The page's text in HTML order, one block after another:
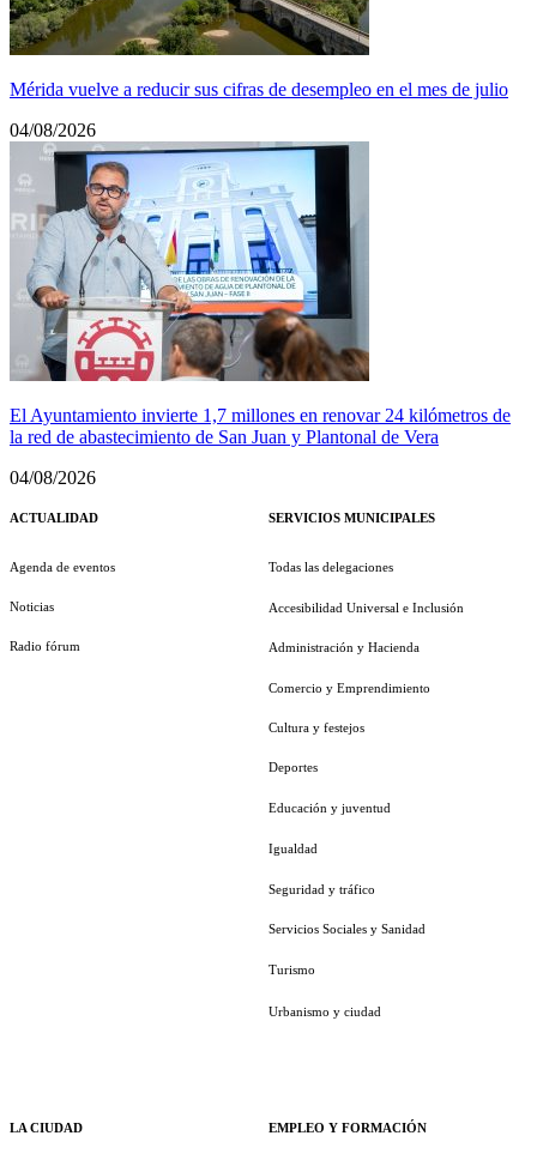
Mérida vuelve a reducir sus cifras de desempleo en el mes de julio
04/08/2026
El Ayuntamiento invierte 1,7 millones en renovar 24 kilómetros de
la red de abastecimiento de San Juan y Plantonal de Vera
04/08/2026
ACTUALIDAD
Agenda de eventos
Noticias
Radio fórum
LA CIUDAD
SERVICIOS MUNICIPALES
Todas las delegaciones
Accesibilidad Universal e Inclusión
Administración y Hacienda
Comercio y Emprendimiento
Cultura y festejos
Deportes
Educación y juventud
Igualdad
Seguridad y tráfico
Servicios Sociales y Sanidad
Turismo
Urbanismo y ciudad
EMPLEO Y FORMACIÓN